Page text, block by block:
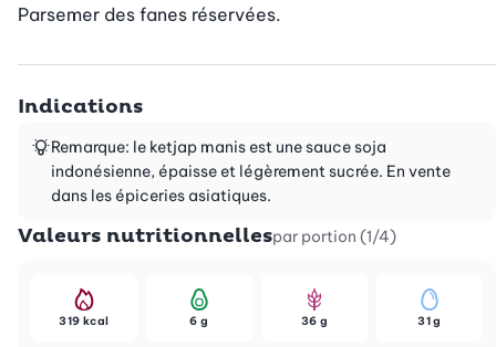
Parsemer des fanes réservées.
Indications
Remarque: le ketjap manis est une sauce soja
indonésienne, épaisse et légèrement sucrée. En vente
dans les épiceries asiatiques.
Valeurs nutritionnellespar portion (1/4)
319 kcal 6 g 36 g 31 g